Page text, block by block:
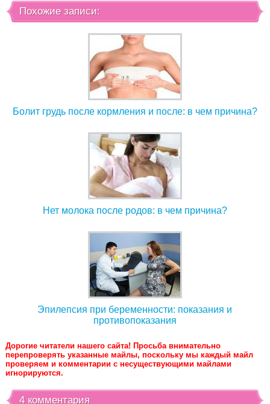
Похожие записи:
Болит грудь после кормления и после: в чем причина?
Нет молока после родов: в чем причина?
Эпилепсия при беременности: показания и
противопоказания
Дорогие читатели нашего сайта! Просьба внимательно
перепроверять указанные майлы, поскольку мы каждый майл
проверяем и комментарии с несуществующими майлами
игнорируются.
4 комментария